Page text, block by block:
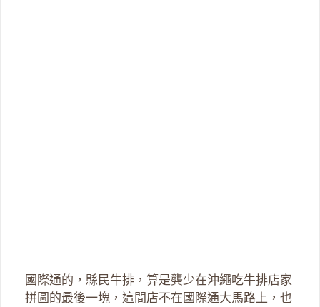
國際通的，縣民牛排，算是龔少在沖繩吃牛排店家
拼圖的最後一塊，這間店不在國際通大馬路上，也